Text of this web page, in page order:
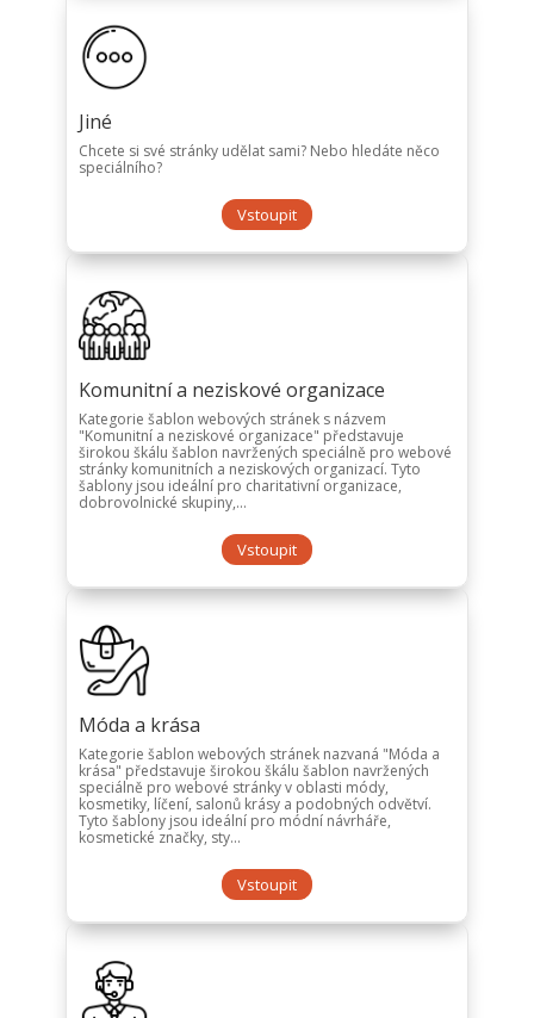
Jiné
Chcete si své stránky udělat sami? Nebo hledáte něco
speciálního?
Vstoupit
Komunitní a neziskové organizace
Kategorie šablon webových stránek s názvem
"Komunitní a neziskové organizace" představuje
širokou škálu šablon navržených speciálně pro webové
stránky komunitních a neziskových organizací. Tyto
šablony jsou ideální pro charitativní organizace,
dobrovolnické skupiny,...
Vstoupit
Móda a krása
Kategorie šablon webových stránek nazvaná "Móda a
krása" představuje širokou škálu šablon navržených
speciálně pro webové stránky v oblasti módy,
kosmetiky, líčení, salonů krásy a podobných odvětví.
Tyto šablony jsou ideální pro módní návrháře,
kosmetické značky, sty...
Vstoupit